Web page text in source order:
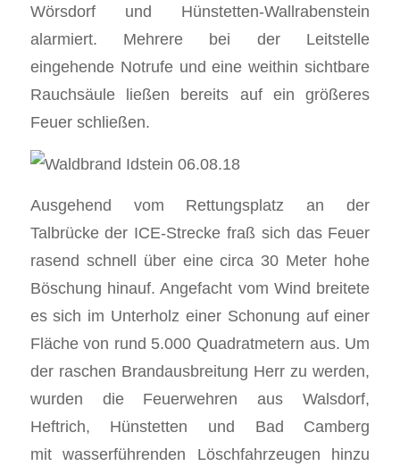
Wörsdorf und Hünstetten-Wallrabenstein
alarmiert. Mehrere bei der Leitstelle
eingehende Notrufe und eine weithin sichtbare
Rauchsäule ließen bereits auf ein größeres
Feuer schließen.
Ausgehend vom Rettungsplatz an der
Talbrücke der ICE-Strecke fraß sich das Feuer
rasend schnell über eine circa 30 Meter hohe
Böschung hinauf. Angefacht vom Wind breitete
es sich im Unterholz einer Schonung auf einer
Fläche von rund 5.000 Quadratmetern aus. Um
der raschen Brandausbreitung Herr zu werden,
wurden die Feuerwehren aus Walsdorf,
Heftrich, Hünstetten und Bad Camberg
mit wasserführenden Löschfahrzeugen hinzu